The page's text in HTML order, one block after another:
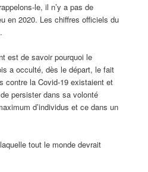
le, il n’y a pas de
en 2020. Les chiffres officiels du
est de savoir pourquoi le
a occulté, dès le départ, le fait
contre la Covid-19 existaient et
persister dans sa volonté
d’individus et ce dans un
tout le monde devrait